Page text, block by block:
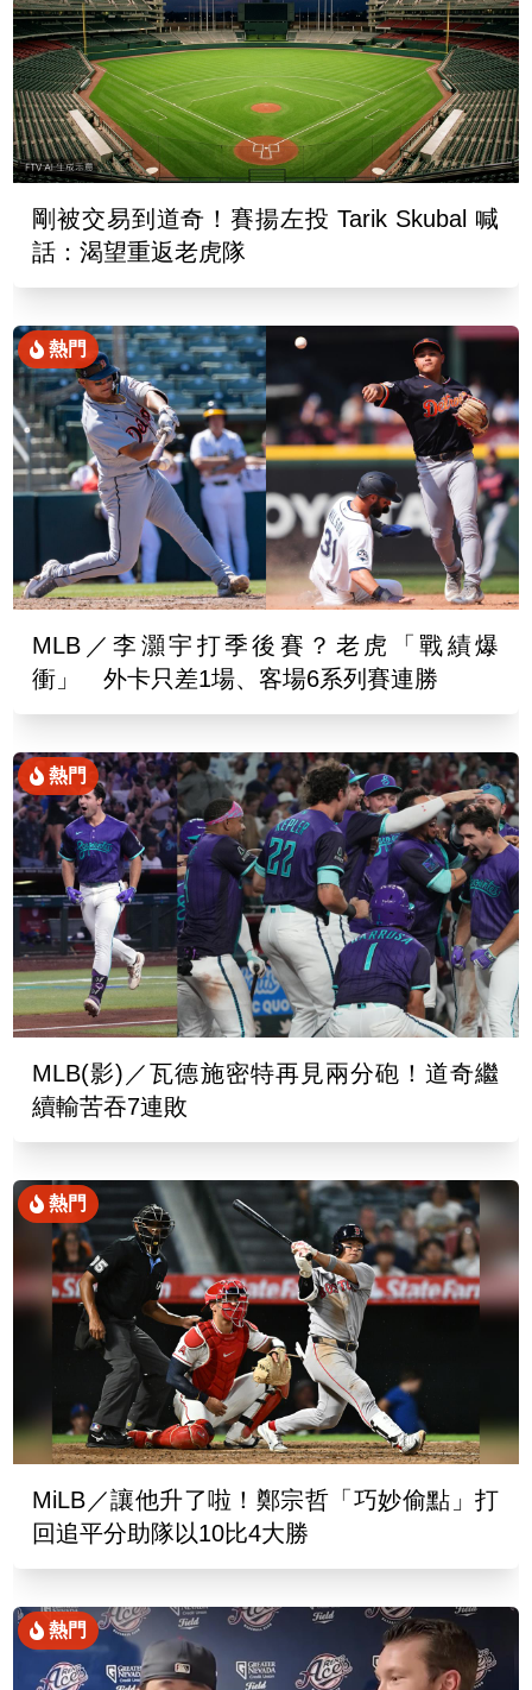
剛被交易到道奇！賽揚左投 Tarik Skubal 喊
話：渴望重返老虎隊
熱門
MLB／李灝宇打季後賽？老虎「戰績爆
衝」 外卡只差1場、客場6系列賽連勝
熱門
MLB(影)／瓦德施密特再見兩分砲！道奇繼
續輸苦吞7連敗
熱門
MiLB／讓他升了啦！鄭宗哲「巧妙偷點」打
回追平分助隊以10比4大勝
熱門